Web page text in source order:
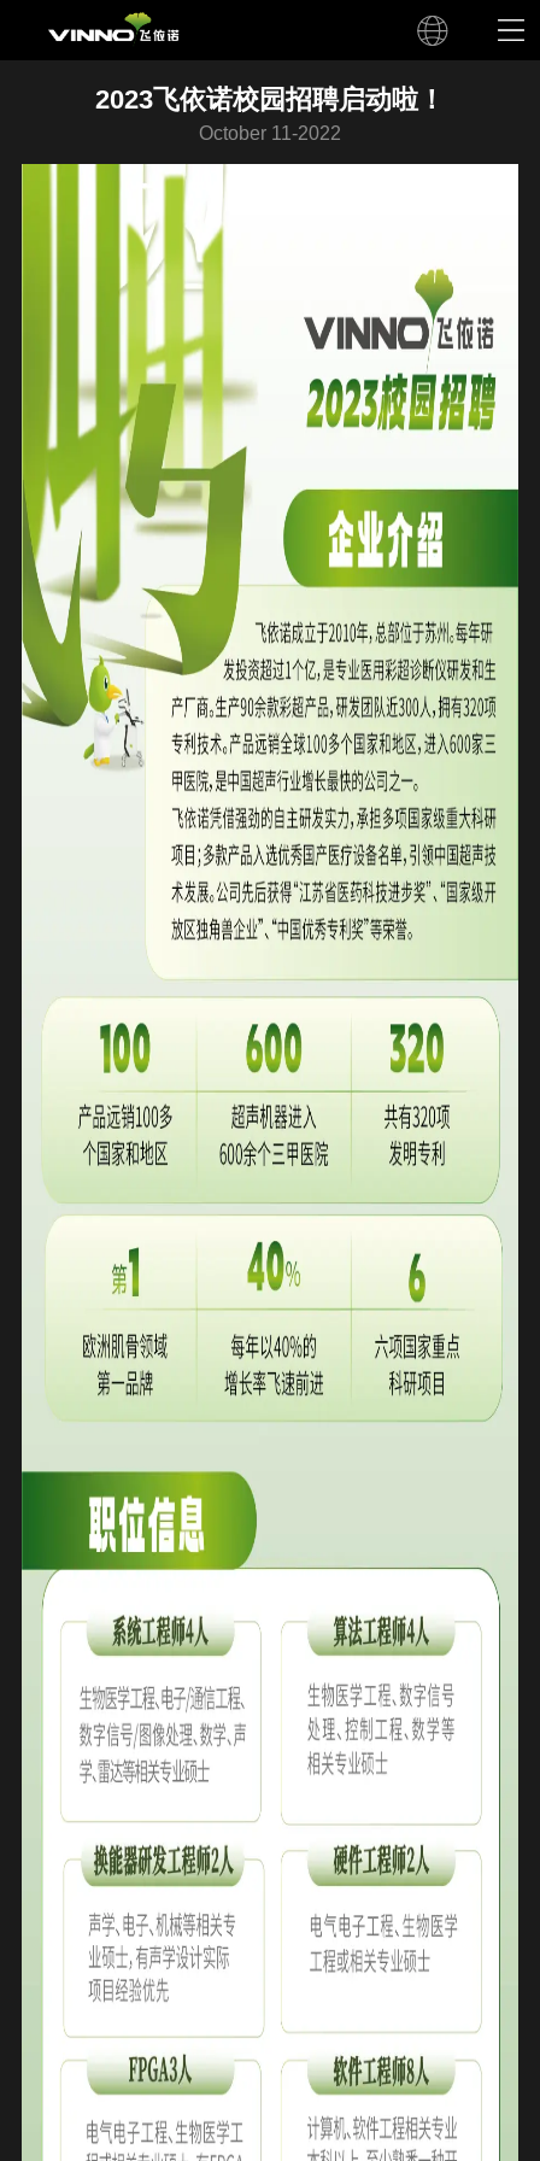
2023飞依诺校园招聘启动啦！
October 11-2022